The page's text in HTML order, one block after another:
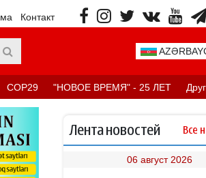
Контакт
COP29 "НОВОЕ ВРЕМЯ" - 25 ЛЕТ
Лента новостей Все
06 август 2026